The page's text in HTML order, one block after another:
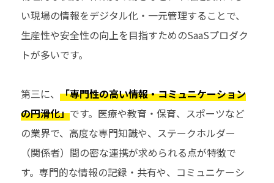
い現場の情報をデジタル化・一元管理することで、
生産性や安全性の向上を目指すためのSaaSプロダク
トが多いです。
第三に、 「専門性の高い情報・コミュニケーション
の円滑化」です。医療や教育・保育、スポーツなど
の業界で、高度な専門知識や、ステークホルダー
（関係者）間の密な連携が求められる点が特徴で
す。専門的な情報の記録・共有や、コミュニケーシ